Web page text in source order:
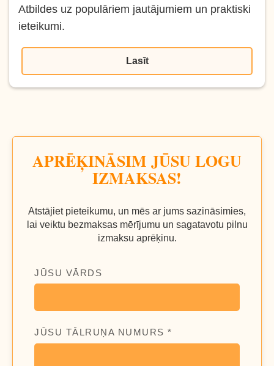
Atbildes uz populāriem jautājumiem un praktiski
ieteikumi.
Lasīt
APRĒĶINĀSIM JŪSU LOGU
IZMAKSAS!
Atstājiet pieteikumu, un mēs ar jums sazināsimies,
lai veiktu bezmaksas mērījumu un sagatavotu pilnu
izmaksu aprēķinu.
JŪSU VĀRDS
JŪSU TĀLRUŅA NUMURS *